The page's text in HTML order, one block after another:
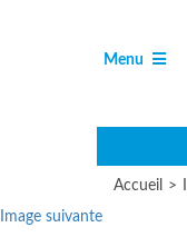
Ouvrir
Menu
de
Accueil >
Image suivante